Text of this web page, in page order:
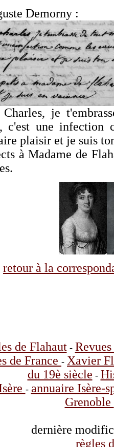
Demorny :
je
c'est une infection
plaisir et je suis
à Madame de
retour à la
de Flahaut-
de France - Xavier
du 19è siècle -
- annuaire Isère-
Grenoble
dernière
règles